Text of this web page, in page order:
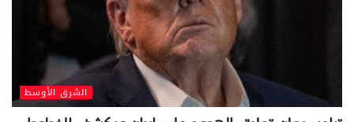
الشرق الأوسط